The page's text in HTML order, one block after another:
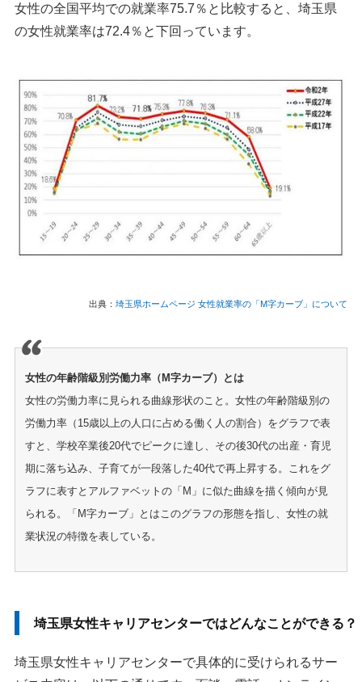
女性の全国平均での就業率75.7％と比較すると、埼玉県
の女性就業率は72.4％と下回っています。
出典： 埼玉県ホームページ 女性就業率の「M字カーブ」について
女性の年齢階級別労働力率（M字カーブ）とは
女性の労働力率に見られる曲線形状のこと。女性の年齢階級別の
労働力率（15歳以上の人口に占める働く人の割合）をグラフで表
すと、学校卒業後20代でピークに達し、その後30代の出産・育児
期に落ち込み、子育てが一段落した40代で再上昇する。これをグ
ラフに表すとアルファベットの「M」に似た曲線を描く傾向が見
られる。「M字カーブ」とはこのグラフの形態を指し、女性の就
業状況の特徴を表している。
埼玉県女性キャリアセンターではどんなことができる？
埼玉県女性キャリアセンターで具体的に受けられるサー